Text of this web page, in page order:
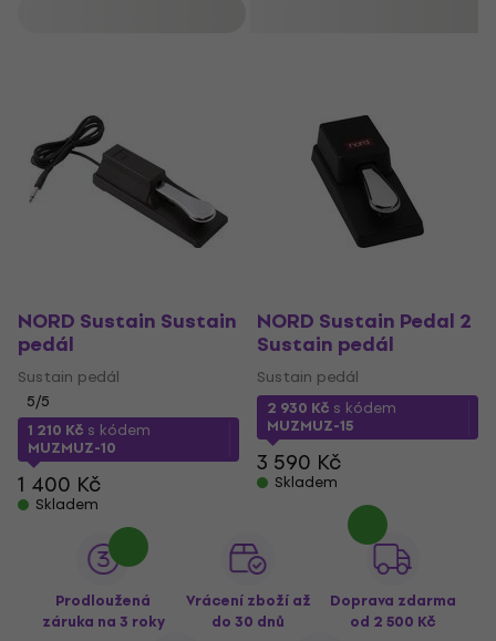
NORD Sustain Sustain
pedál
Sustain pedál
5/5
1 210 Kč s kódem
MUZMUZ-10
1 400 Kč
Skladem
NORD Sustain Pedal 2
Sustain pedál
Sustain pedál
2 930 Kč s kódem
MUZMUZ-15
3 590 Kč
Skladem
Prodloužená
záruka na 3 roky
Vrácení zboží až
do 30 dnů
Doprava zdarma
od 2 500 Kč